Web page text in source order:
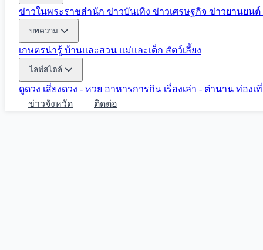
ข่าวในพระราชสำนัก ข่าวบันเทิง ข่าวเศรษฐกิจ ข่าวยานยนต์
บทความ
เกษตรน่ารู้ บ้านและสวน แม่และเด็ก สัตว์เลี้ยง
ไลฟ์สไตล์
ดูดวง เสี่ยงดวง - หวย อาหารการกิน เรื่องเล่า - ตำนาน ท่องเ
ข่าวจังหวัด
ติดต่อ